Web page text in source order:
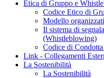
Etica di Gruppo e
Codice Etico di
Modello
Il sistema di
(Whistleblowing)
Codice di
Link - Collegamenti
La Sostenibilità
La Sostenibilità